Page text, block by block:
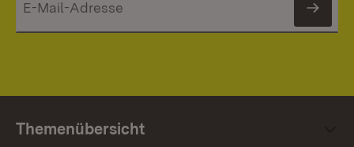
Themenübersicht